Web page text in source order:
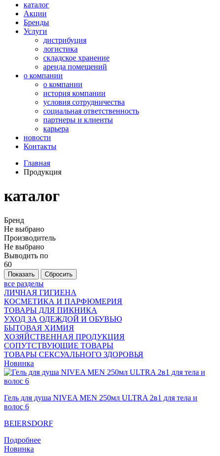
каталог
Акции
Бренды
Услуги
дистрибуция
логистика
складское хранение
аренда помещений
о компании
о компании
история компании
условия сотрудничества
социальная ответственность
партнеры и клиенты
карьера
новости
Контакты
Главная
Продукция
каталог
Бренд
Не выбрано
Производитель
Не выбрано
Выводить по
60
все разделы
ЛИЧНАЯ ГИГИЕНА
КОСМЕТИКА И ПАРФЮМЕРИЯ
ТОВАРЫ ДЛЯ ПИКНИКА
УХОД ЗА ОДЕЖДОЙ И ОБУВЬЮ
БЫТОВАЯ ХИМИЯ
ХОЗЯЙСТВЕННАЯ ПРОДУКЦИЯ
СОПУТСТВУЮЩИЕ ТОВАРЫ
ТОВАРЫ СЕКСУАЛЬНОГО ЗДОРОВЬЯ
Новинка
Гель для душа NIVEA MEN 250мл ULTRA 2в1 для тела и
волос 6
BEIERSDORF
Подробнее
Новинка